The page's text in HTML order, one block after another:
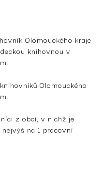
Olomouckého kraje
knihovnou v
Olomouckého
z obcí, v nichž je
na 1 pracovní